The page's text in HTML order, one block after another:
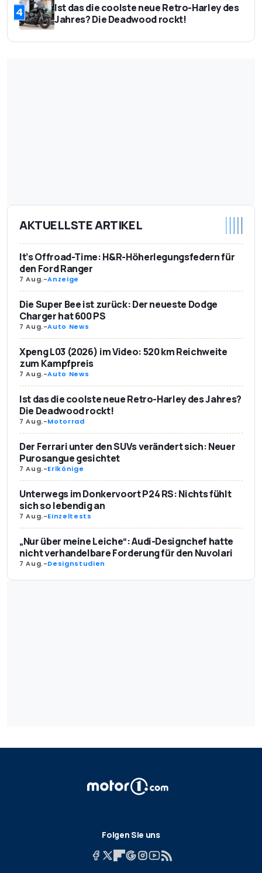
4
Ist das die coolste neue Retro-Harley des
Jahres? Die Deadwood rockt!
AKTUELLSTE ARTIKEL
It’s Offroad-Time: H&R-Höherlegungsfedern für
den Ford Ranger
7 Aug.-Anzeige
Die Super Bee ist zurück: Der neueste Dodge
Charger hat 600 PS
7 Aug.-Auto News
Xpeng L03 (2026) im Video: 520 km Reichweite
zum Kampfpreis
7 Aug.-Auto News
Ist das die coolste neue Retro-Harley des Jahres?
Die Deadwood rockt!
7 Aug.-Motorrad
Der Ferrari unter den SUVs verändert sich: Neuer
Purosangue gesichtet
7 Aug.-Erlkönige
Unterwegs im Donkervoort P24 RS: Nichts fühlt
sich so lebendig an
7 Aug.-Einzeltests
„Nur über meine Leiche“: Audi-Designchef hatte
nicht verhandelbare Forderung für den Nuvolari
7 Aug.-Designstudien
Folgen Sie uns